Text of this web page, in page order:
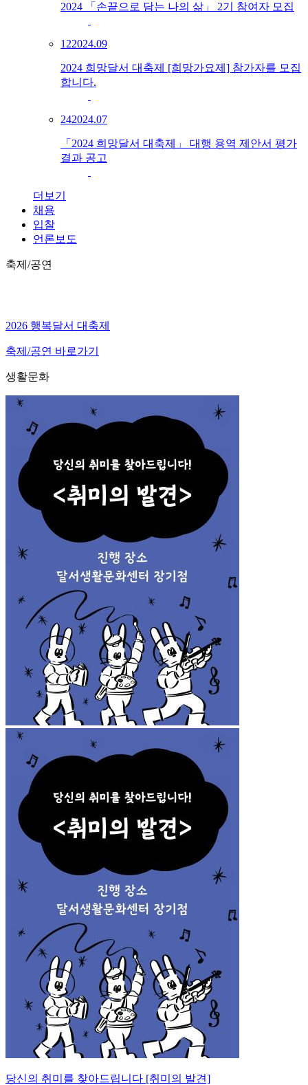
2024 「손끝으로 담는 나의 삶」 2기 참여자 모집
122024.09
2024 희망달서 대축제 [희망가요제] 참가자를 모집
합니다.
242024.07
「2024 희망달서 대축제」 대행 용역 제안서 평가
결과 공고
더보기
채용
입찰
언론보도
축제/공연
2026 행복달서 대축제
축제/공연 바로가기
생활문화
당신의 취미를 찾아드립니다 [취미의 발견]